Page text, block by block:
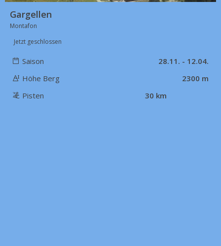
Gargellen
Montafon
Jetzt geschlossen
Saison
28.11. - 12.04.
Höhe Berg
2300 m
Pisten
30 km